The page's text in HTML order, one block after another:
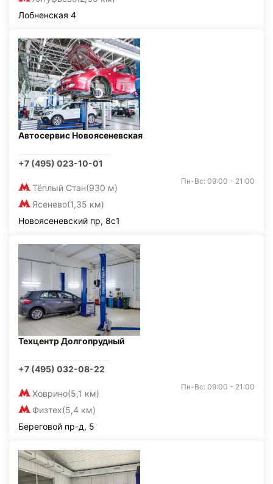
Лобненская 4
Автосервис Новоясеневская
+7 (495) 023-10-01
Тёплый Стан(930 м)
Ясенево(1,35 км)
Пн-Вс: 09:00 - 21:00
Новоясеневский пр, 8с1
Техцентр Долгопрудный
+7 (495) 032-08-22
Ховрино(5,1 км)
Физтех(5,4 км)
Пн-Вс: 09:00 - 21:00
Береговой пр-д, 5